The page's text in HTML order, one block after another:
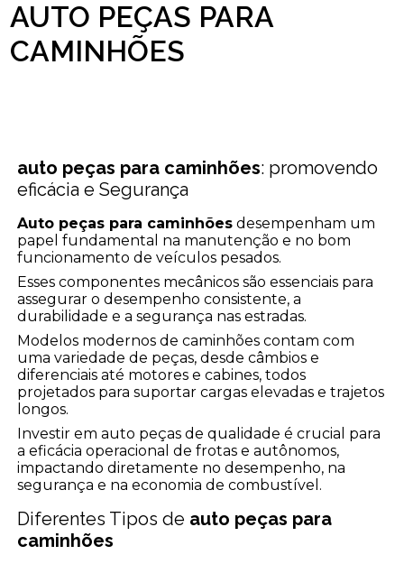
AUTO PEÇAS PARA
CAMINHÕES
auto peças para caminhões: promovendo
eficácia e Segurança
Auto peças para caminhões desempenham um
papel fundamental na manutenção e no bom
funcionamento de veículos pesados.
Esses componentes mecânicos são essenciais para
assegurar o desempenho consistente, a
durabilidade e a segurança nas estradas.
Modelos modernos de caminhões contam com
uma variedade de peças, desde câmbios e
diferenciais até motores e cabines, todos
projetados para suportar cargas elevadas e trajetos
longos.
Investir em auto peças de qualidade é crucial para
a eficácia operacional de frotas e autônomos,
impactando diretamente no desempenho, na
segurança e na economia de combustível.
Diferentes Tipos de auto peças para
caminhões